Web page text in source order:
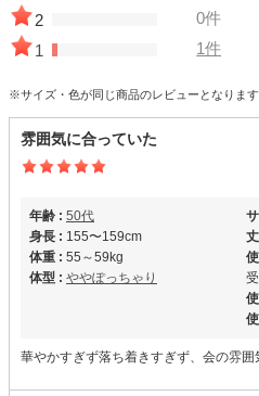
2
0件
1
1件
※サイズ・色が同じ商品のレビューとなります
雰囲気に合っていた
年齢 : 50代
身長 : 155〜159cm
体重 : 55～59kg
体型 : ややぽっちゃり
華やかすぎず落ち着きすぎず、会の雰囲